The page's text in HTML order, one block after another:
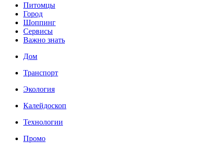
Питомцы
Город
Шоппинг
Сервисы
Важно знать
Дом
Транспорт
Экология
Калейдоскоп
Технологии
Промо